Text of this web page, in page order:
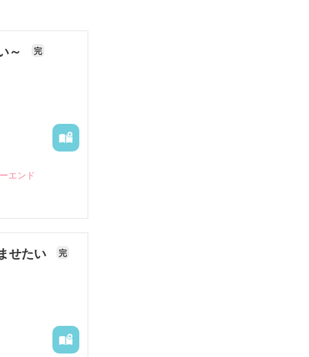
～ 完
エンド
せたい 完